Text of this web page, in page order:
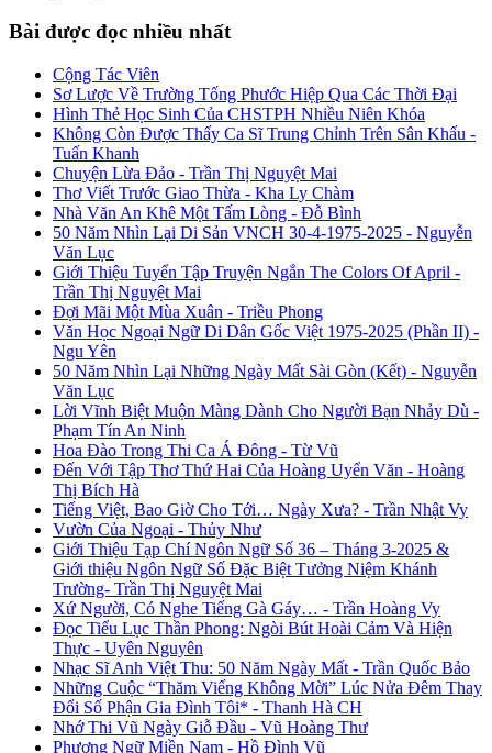
Bài được đọc nhiều nhất
Cộng Tác Viên
Sơ Lược Về Trường Tống Phước Hiệp Qua Các Thời Đại
Hình Thẻ Học Sinh Của CHSTPH Nhiều Niên Khóa
Không Còn Được Thấy Ca Sĩ Trung Chỉnh Trên Sân Khấu -
Tuấn Khanh
Chuyện Lừa Đảo - Trần Thị Nguyệt Mai
Thơ Viết Trước Giao Thừa - Kha Ly Chàm
Nhà Văn An Khê Một Tấm Lòng - Đỗ Bình
50 Năm Nhìn Lại Di Sản VNCH 30-4-1975-2025 - Nguyễn
Văn Lục
Giới Thiệu Tuyển Tập Truyện Ngắn The Colors Of April -
Trần Thị Nguyệt Mai
Đợi Mãi Một Mùa Xuân - Triều Phong
Văn Học Ngoại Ngữ Di Dân Gốc Việt 1975-2025 (Phần II) -
Ngu Yên
50 Năm Nhìn Lại Những Ngày Mất Sài Gòn (Kết) - Nguyễn
Văn Lục
Lời Vĩnh Biệt Muộn Màng Dành Cho Người Bạn Nhảy Dù -
Phạm Tín An Ninh
Hoa Đào Trong Thi Ca Á Đông - Từ Vũ
Đến Với Tập Thơ Thứ Hai Của Hoàng Uyển Văn - Hoàng
Thị Bích Hà
Tiếng Việt, Bao Giờ Cho Tới… Ngày Xưa? - Trần Nhật Vy
Vườn Của Ngoại - Thủy Như
Giới Thiệu Tạp Chí Ngôn Ngữ Số 36 – Tháng 3-2025 &
Giới thiệu Ngôn Ngữ Số Đặc Biệt Tưởng Niệm Khánh
Trường- Trần Thị Nguyệt Mai
Xứ Người, Có Nghe Tiếng Gà Gáy… - Trần Hoàng Vy
Đọc Tiểu Lục Thần Phong: Ngòi Bút Hoài Cảm Và Hiện
Thực - Uyên Nguyên
Nhạc Sĩ Anh Việt Thu: 50 Năm Ngày Mất - Trần Quốc Bảo
Những Cuộc “Thăm Viếng Không Mời” Lúc Nửa Đêm Thay
Đổi Số Phận Gia Đình Tôi* - Thanh Hà CH
Nhớ Thi Vũ Ngày Giỗ Đầu - Vũ Hoàng Thư
Phương Ngữ Miền Nam - Hồ Đình Vũ